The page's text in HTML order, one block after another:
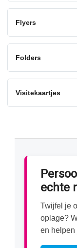
Flyers
Folders
Visitekaartjes
echte
Twijfel je
oplage?
en helpen